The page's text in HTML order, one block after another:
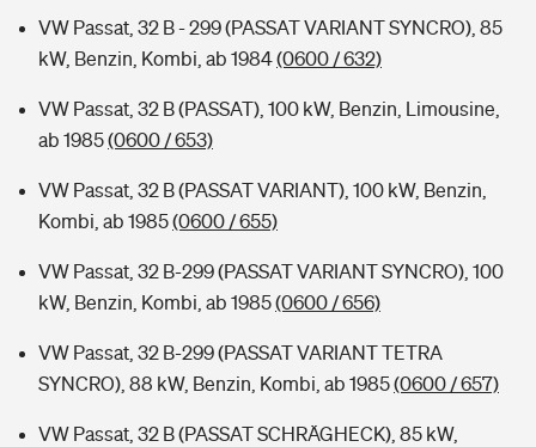
VW Passat, 32 B - 299 (PASSAT VARIANT SYNCRO), 85
kW, Benzin, Kombi, ab 1984(0600 / 632)
VW Passat, 32 B (PASSAT), 100 kW, Benzin, Limousine,
ab 1985(0600 / 653)
VW Passat, 32 B (PASSAT VARIANT), 100 kW, Benzin,
Kombi, ab 1985(0600 / 655)
VW Passat, 32 B-299 (PASSAT VARIANT SYNCRO), 100
kW, Benzin, Kombi, ab 1985(0600 / 656)
VW Passat, 32 B-299 (PASSAT VARIANT TETRA
SYNCRO), 88 kW, Benzin, Kombi, ab 1985(0600 / 657)
VW Passat, 32 B (PASSAT SCHRÄGHECK), 85 kW,